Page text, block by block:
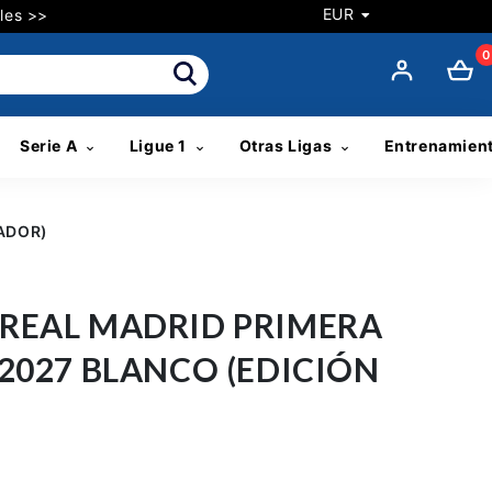
EUR
>>
0
Serie A Ligue 1 Otras Ligas
MADRID PRIMERA
BLANCO (EDICIÓN